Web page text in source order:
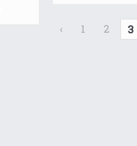
‹ 1 2 3